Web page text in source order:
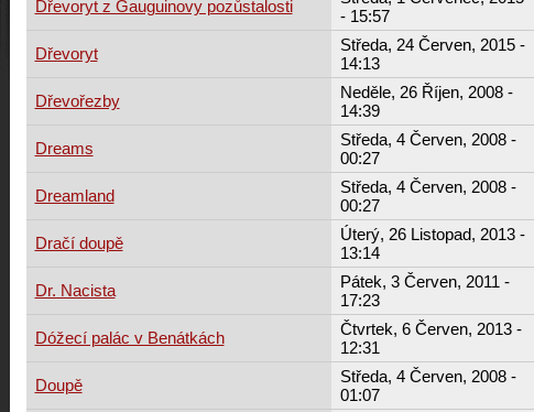
Dřevoryt z Gauguinovy pozůstalosti
- 15:57
Dřevoryt
Středa, 24 Červen, 2015 -
14:13
Dřevořezby
Neděle, 26 Říjen, 2008 -
14:39
Dreams
Středa, 4 Červen, 2008 -
00:27
Dreamland
Středa, 4 Červen, 2008 -
00:27
Dračí doupě
Úterý, 26 Listopad, 2013 -
13:14
Dr. Nacista
Pátek, 3 Červen, 2011 -
17:23
Dóžecí palác v Benátkách
Čtvrtek, 6 Červen, 2013 -
12:31
Doupě
Středa, 4 Červen, 2008 -
01:07